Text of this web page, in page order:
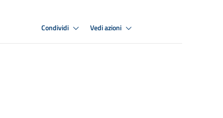
Condividi Vedi azioni